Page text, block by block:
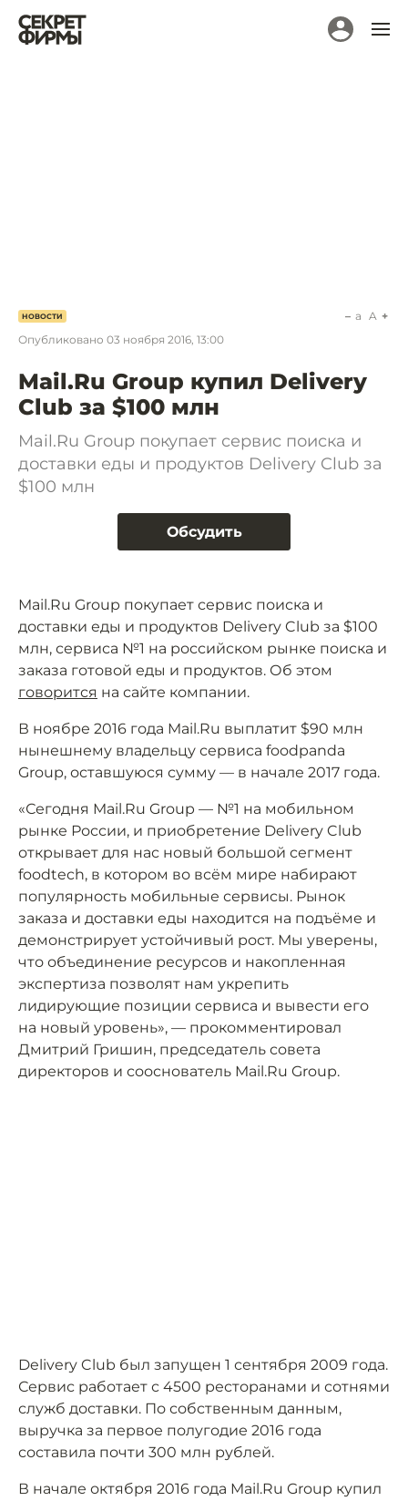
НОВОСТИ
Опубликовано 03 ноября 2016, 13:00
a A
Mail.Ru Group купил Delivery
Club за $100 млн
Mail.Ru Group покупает сервис поиска и
доставки еды и продуктов Delivery Club за
$100 млн
Обсудить
Mail.Ru Group покупает сервис поиска и
доставки еды и продуктов Delivery Club за $100
млн, сервиса №1 на российском рынке поиска и
заказа готовой еды и продуктов. Об этом
говорится на сайте компании.
В ноябре 2016 года Mail.Ru выплатит $90 млн
нынешнему владельцу сервиса foodpanda
Group, оставшуюся сумму — в начале 2017 года.
«Сегодня Mail.Ru Group — №1 на мобильном
рынке России, и приобретение Delivery Club
открывает для нас новый большой сегмент
foodtech, в котором во всём мире набирают
популярность мобильные сервисы. Рынок
заказа и доставки еды находится на подъёме и
демонстрирует устойчивый рост. Мы уверены,
что объединение ресурсов и накопленная
экспертиза позволят нам укрепить
лидирующие позиции сервиса и вывести его
на новый уровень», — прокомментировал
Дмитрий Гришин, председатель совета
директоров и сооснователь Mail.Ru Group.
Delivery Club был запущен 1 сентября 2009 года.
Сервис работает с 4500 ресторанами и сотнями
служб доставки. По собственным данным,
выручка за первое полугодие 2016 года
составила почти 300 млн рублей.
В начале октября 2016 года Mail.Ru Group купил